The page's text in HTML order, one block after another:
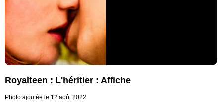
Royalteen : L'héritier : Affiche
Photo ajoutée le 12 août 2022